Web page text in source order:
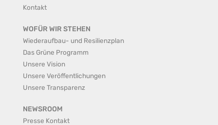
Kontakt
WOFÜR WIR STEHEN
Wiederaufbau- und Resilienzplan
Das Grüne Programm
Unsere Vision
Unsere Veröffentlichungen
Unsere Transparenz
NEWSROOM
Presse Kontakt